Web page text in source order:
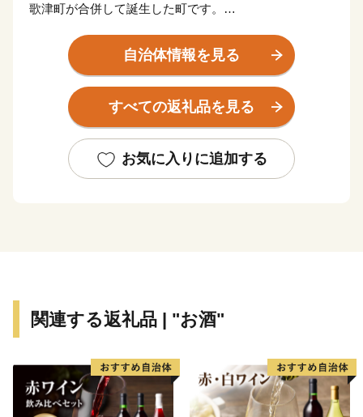
歌津町が合併して誕生した町です。
した東日本大震災により甚大な被害を受けました。これ
まで、全国・世界中の皆様から多大なご支援をいただき
ながら、町の歴史と記憶、さらには東日本大震災の教訓
を踏まえつつ、防災集団移転促進事業などのハード整備
ました。
生まれ育ったかけがえのない「故郷」としてまた「第二
自治体情報を見る
すべての返礼品を見る
お気に入りに追加する
関連する返礼品 | "お酒"